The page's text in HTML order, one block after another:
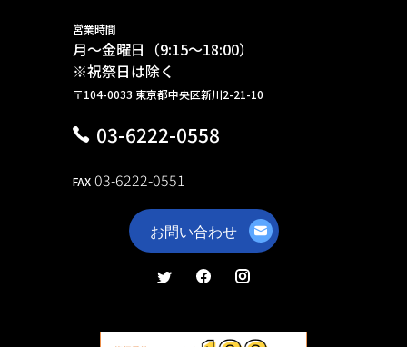
営業時間
月～金曜日（9:15～18:00）
※祝祭日は除く
〒104-0033 東京都中央区新川2-21-10
03-6222-0558
FAX 03-6222-0551